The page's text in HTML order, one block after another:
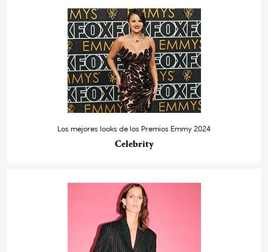
Los mejores looks de los Premios Emmy 2024
Celebrity